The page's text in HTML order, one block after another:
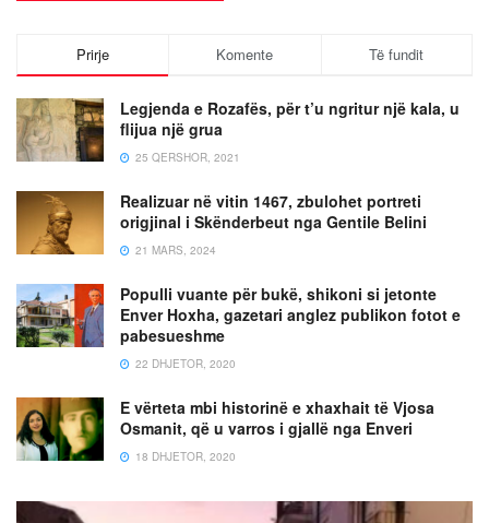
Prirje Komente Të fundit
Legjenda e Rozafës, për t’u ngritur një kala, u
flijua një grua
25 QERSHOR, 2021
Realizuar në vitin 1467, zbulohet portreti
origjinal i Skënderbeut nga Gentile Belini
21 MARS, 2024
Populli vuante për bukë, shikoni si jetonte
Enver Hoxha, gazetari anglez publikon fotot e
pabesueshme
22 DHJETOR, 2020
E vërteta mbi historinë e xhaxhait të Vjosa
Osmanit, që u varros i gjallë nga Enveri
18 DHJETOR, 2020